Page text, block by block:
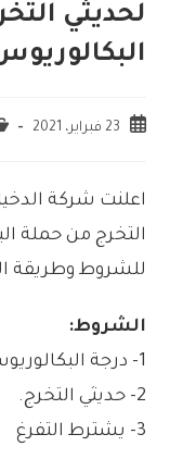
لحديثي
23 فبراير، 2021
اعلنت شركة
التخرج من حملة
للشروط وطريقة
الشروط:
1- درجة البكالوريوس في تخصص (المحاسبة، المالية).
2- حديثي التخرج.
3- يشترط التفرغ